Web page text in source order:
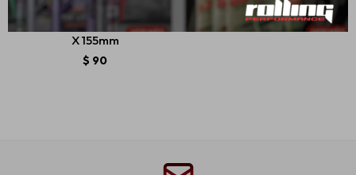
Wurth Trincheta Eco Con
Rueda De Bloqueo 18mm
X 155mm
$ 90